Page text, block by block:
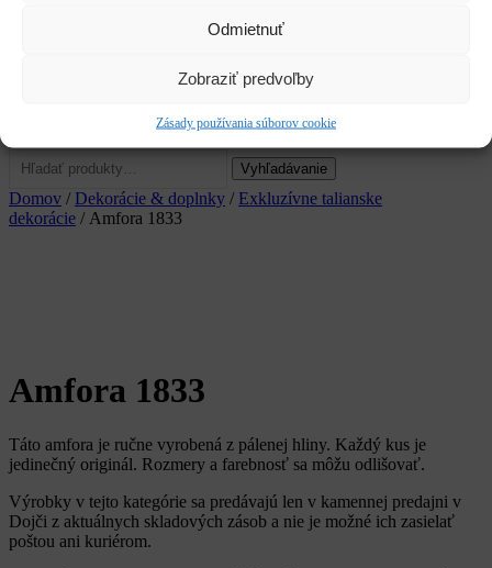
Odmietnuť
Zobraziť predvoľby
Zásady používania súborov cookie
Vyhľadávanie
Domov / Dekorácie & doplnky / Exkluzívne talianske
dekorácie / Amfora 1833
Amfora 1833
Táto amfora je ručne vyrobená z pálenej hliny. Každý kus je
jedinečný originál. Rozmery a farebnosť sa môžu odlišovať.
Výrobky v tejto kategórie sa predávajú len v kamennej predajni v
Dojči z aktuálnych skladových zásob a nie je možné ich zasielať
poštou ani kuriérom.